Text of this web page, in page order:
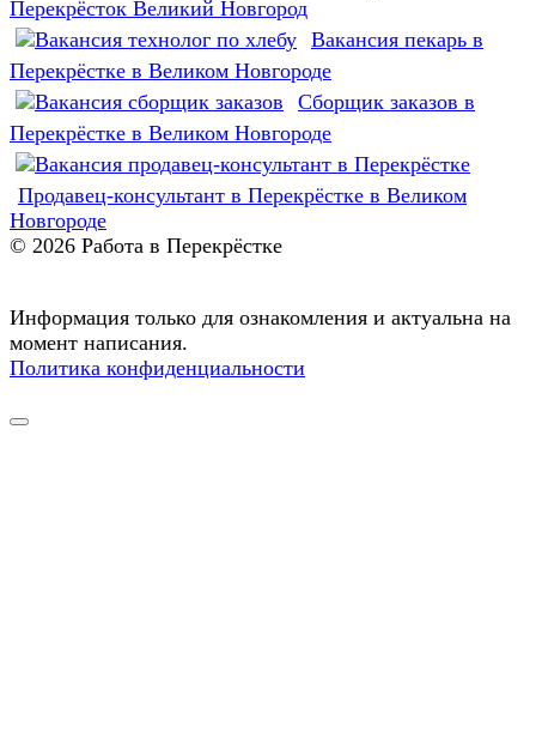
Перекрёсток Великий Новгород
Вакансия пекарь в
Перекрёстке в Великом Новгороде
Сборщик заказов в
Перекрёстке в Великом Новгороде
Продавец-консультант в Перекрёстке в Великом
Новгороде
© 2026 Работа в Перекрёстке
Информация только для ознакомления и актуальна на
момент написания.
Политика конфиденциальности